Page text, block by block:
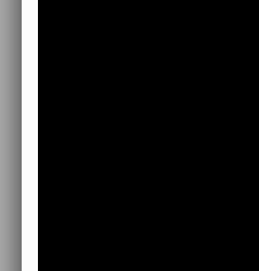
Działanie sklepu